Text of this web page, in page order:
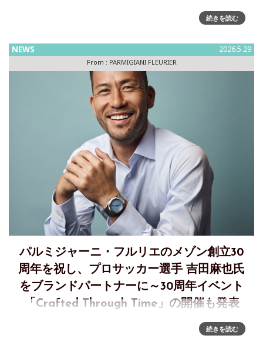
「カリヨントゥールビヨン」高級機械式時計メゾンが奏でる
30年の響き～THE PARMIGIANI FLEURIER OBJETS D’ART
続きを読む
NEWS 2026.5.29
From : PARMIGIANI FLEURIER
パルミジャーニ・フルリエのメゾン創立30
周年を祝し、プロサッカー選手 吉田麻也氏
をブランドパートナーに～30周年イベント
「Crafted Through Time」の開催も発表
パルミジャーニ・フルリエのメゾン創立30周年を祝し、プロ
サッカー選手 吉田麻也氏がブランドパートナーに就任パルミ
続きを読む